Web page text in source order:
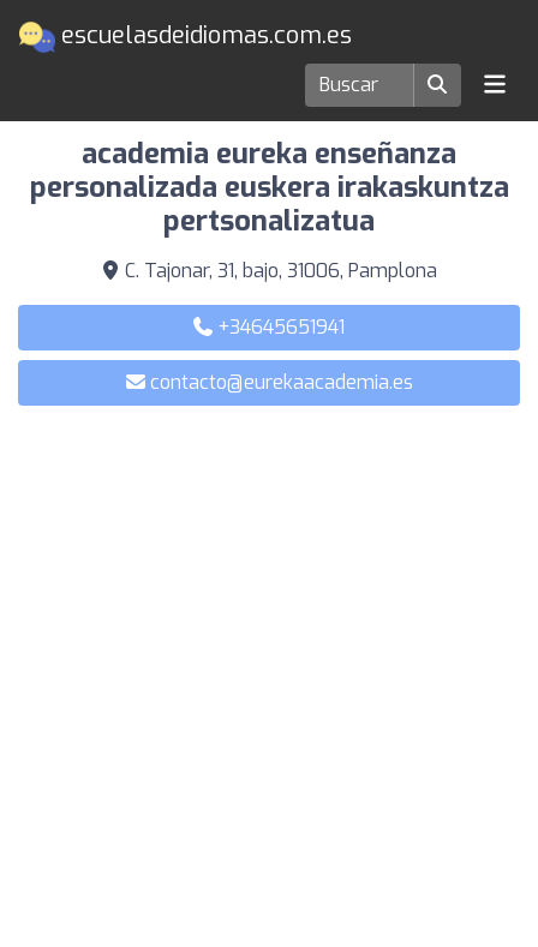
escuelasdeidiomas.com.es
Escuelas de idiomas en Pamplona
academia eureka enseñanza
personalizada euskera irakaskuntza
pertsonalizatua
C. Tajonar, 31, bajo, 31006, Pamplona
+34645651941
contacto@eurekaacademia.es